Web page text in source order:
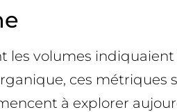
les volumes indiquaient
ces métriques
à explorer